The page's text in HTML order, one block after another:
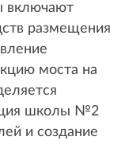
включают
размещения
моста на
школы №2
и создание